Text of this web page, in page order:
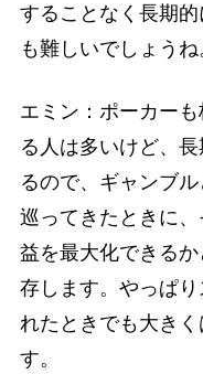
することなく長期
も難しいでしょうね
エミン：ポーカー
る人は多いけど、
るので、ギャンブ
巡ってきたときに
益を最大化できる
存します。やっぱ
れたときでも大き
す。